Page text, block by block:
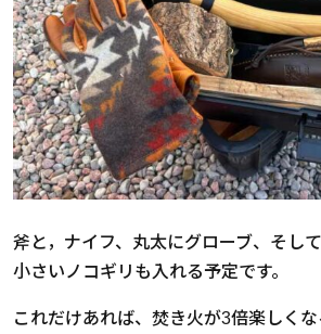
斧と，ナイフ、丸太にグローブ、そし
小さいノコギリも入れる予定です。
これだけあれば、焚き火が3倍楽しく